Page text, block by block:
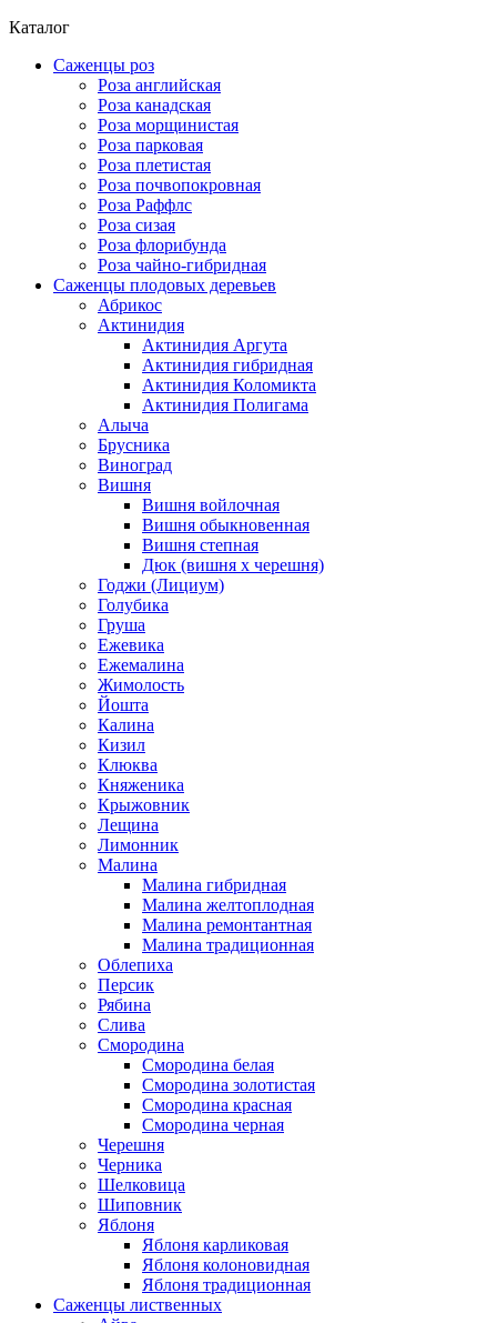
Каталог
Саженцы роз
Роза английская
Роза канадская
Роза морщинистая
Роза парковая
Роза плетистая
Роза почвопокровная
Роза Раффлс
Роза сизая
Роза флорибунда
Роза чайно-гибридная
Саженцы плодовых деревьев
Абрикос
Актинидия
Актинидия Аргута
Актинидия гибридная
Актинидия Коломикта
Актинидия Полигама
Алыча
Брусника
Виноград
Вишня
Вишня войлочная
Вишня обыкновенная
Вишня степная
Дюк (вишня х черешня)
Годжи (Лициум)
Голубика
Груша
Ежевика
Ежемалина
Жимолость
Йошта
Калина
Кизил
Клюква
Княженика
Крыжовник
Лещина
Лимонник
Малина
Малина гибридная
Малина желтоплодная
Малина ремонтантная
Малина традиционная
Облепиха
Персик
Рябина
Слива
Смородина
Смородина белая
Смородина золотистая
Смородина красная
Смородина черная
Черешня
Черника
Шелковица
Шиповник
Яблоня
Яблоня карликовая
Яблоня колоновидная
Яблоня традиционная
Саженцы лиственных